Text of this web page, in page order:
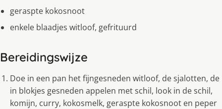
geraspte kokosnoot
enkele blaadjes witloof, gefrituurd
Bereidingswijze
Doe in een pan het fijngesneden witloof, de sjalotten, de
in blokjes gesneden appelen met schil, look in de schil,
komijn, curry, kokosmelk, geraspte kokosnoot en peper